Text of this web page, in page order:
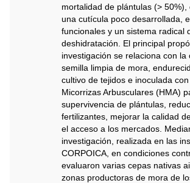
mortalidad de plántulas (>
una cutícula poco desarrollada,
funcionales y un sistema radical
deshidratación. El principal
investigación se relaciona con la
semilla limpia de mora,
cultivo de tejidos e inoculada
Micorrizas Arbusculares (HMA)
supervivencia de plántulas,
fertilizantes, mejorar la calidad
el acceso a los mercados.
investigación, realizada en las
CORPOICA, en condiciones
evaluaron varias cepas nativas
zonas productoras de mora de